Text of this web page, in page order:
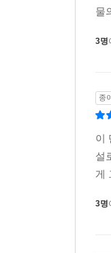
복되
덩이
---
봄빛
물
3명
종
이
설
게
3명